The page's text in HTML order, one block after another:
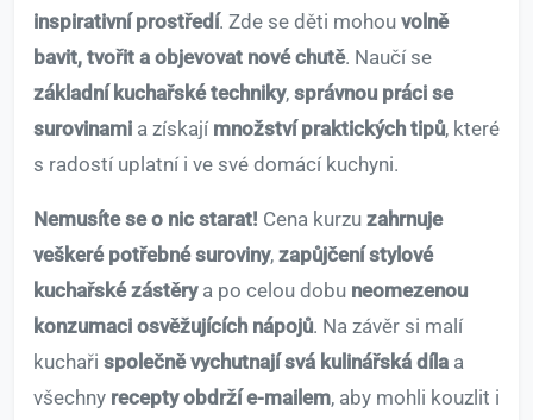
inspirativní prostředí. Zde se děti mohou volně
bavit, tvořit a objevovat nové chutě. Naučí se
základní kuchařské techniky, správnou práci se
surovinami a získají množství praktických tipů, které
s radostí uplatní i ve své domácí kuchyni.
Nemusíte se o nic starat! Cena kurzu zahrnuje
veškeré potřebné suroviny, zapůjčení stylové
kuchařské zástěrya po celou dobu neomezenou
konzumaci osvěžujících nápojů. Na závěr si malí
kuchaři společně vychutnají svá kulinářská díla a
všechny recepty obdrží e-mailem, aby mohli kouzlit i